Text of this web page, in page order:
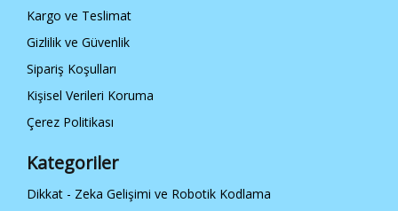
Kargo ve Teslimat
Gizlilik ve Güvenlik
Sipariş Koşulları
Kişisel Verileri Koruma
Çerez Politikası
Kategoriler
Dikkat - Zeka Gelişimi ve Robotik Kodlama